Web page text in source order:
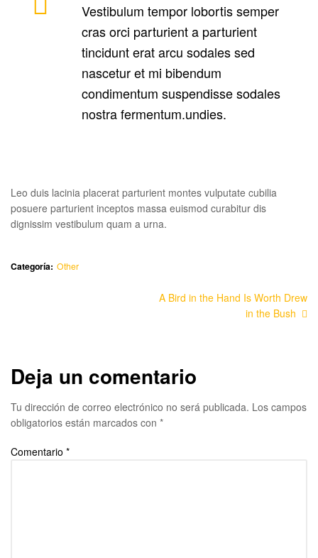
Vestibulum tempor lobortis semper
cras orci parturient a parturient
tincidunt erat arcu sodales sed
nascetur et mi bibendum
condimentum suspendisse sodales
nostra fermentum.undies.
Leo duis lacinia placerat parturient montes vulputate cubilia
posuere parturient inceptos massa euismod curabitur dis
dignissim vestibulum quam a urna.
Categoría: Other
A Bird in the Hand Is Worth Drew
in the Bush
Deja un comentario
Tu dirección de correo electrónico no será publicada. Los campos
obligatorios están marcados con *
Comentario *